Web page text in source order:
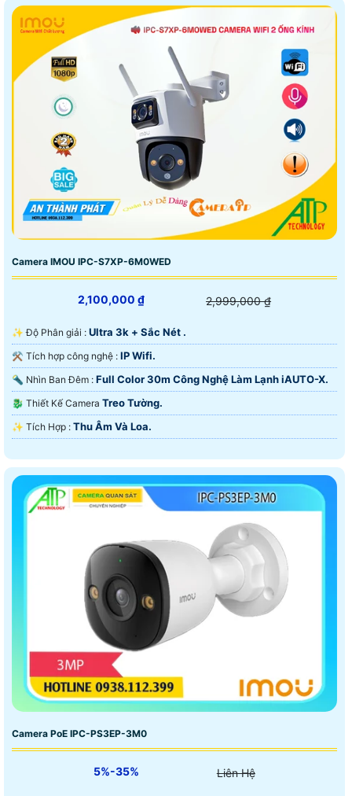
Camera IMOU IPC-S7XP-6M0WED
2,100,000 ₫ 2,999,000 ₫
✨ Độ Phân giải : Ultra 3k + Sắc Nét .
⚒ Tích hợp công nghệ : IP Wifi.
🔦 Nhìn Ban Đêm : Full Color 30m Công Nghệ Làm Lạnh iAUTO-X.
🐉️ Thiết Kế Camera Treo Tường.
️✨ Tích Hợp : Thu Âm Và Loa.
Camera PoE IPC-PS3EP-3M0
5%-35% Liên Hệ